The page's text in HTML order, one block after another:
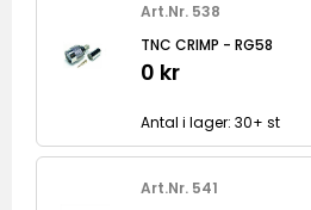
Art.Nr. 538
TNC CRIMP - RG58
0 kr
Antal i lager: 30+ st
Art.Nr. 541